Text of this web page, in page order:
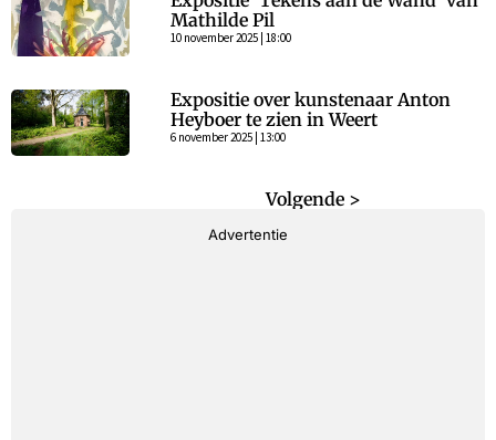
Mathilde Pil
10 november 2025 | 18:00
Expositie over kunstenaar Anton
Heyboer te zien in Weert
6 november 2025 | 13:00
Volgende >
Advertentie